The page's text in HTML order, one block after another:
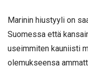
Marinin hiustyyli on
Suomessa että
useimmiten kauniisti
olemukseensa